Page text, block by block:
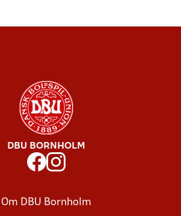
DBU BORNHOLM
Om DBU Bornholm